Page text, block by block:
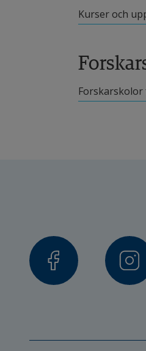
Kurser och
Forskarskolor